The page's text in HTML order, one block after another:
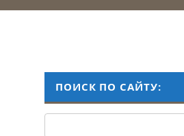
ПОИСК ПО САЙТУ: